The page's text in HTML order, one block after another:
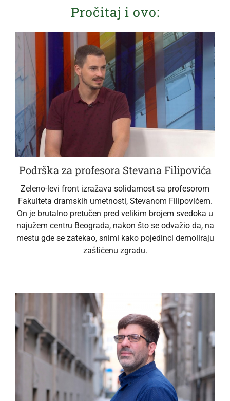
Pročitaj i ovo:
Podrška za profesora Stevana Filipovića
Zeleno-levi front izražava solidarnost sa profesorom
Fakulteta dramskih umetnosti, Stevanom Filipovićem.
On je brutalno pretučen pred velikim brojem svedoka u
najužem centru Beograda, nakon što se odvažio da, na
mestu gde se zatekao, snimi kako pojedinci demoliraju
zaštićenu zgradu.